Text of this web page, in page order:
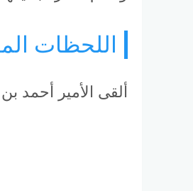
اللحظات
ألقى الأمير أحمد